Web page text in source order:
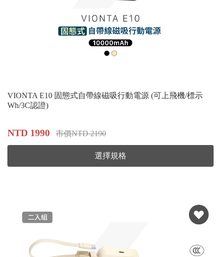
VIONTA E10 固態式自帶線磁吸行動電源 (可上飛機/標示
Wh/3C認證)
NTD 1990 市價NTD 2190
選擇規格